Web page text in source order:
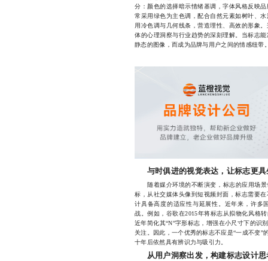
分：颜色的选择暗示情绪基调，字体风格反映
常采用绿色为主色调，配合自然元素如树叶、
用冷色调与几何线条，营造理性、高效的形象
体的心理洞察与行业趋势的深刻理解。当标志
静态的图像，而成为品牌与用户之间的情感纽带
与时俱进的视觉表达，让标志更
随着媒介环境的不断演变，标志的应用场景
标，从社交媒体头像到短视频封面，标志需要
计具备高度的适应性与延展性。近年来，许多
战。例如，谷歌在2015年将标志从拟物化风格
近年简化其“N”字形标志，增强在小尺寸下的识
关注。因此，一个优秀的标志不应是“一成不变
十年后依然具有辨识力与吸引力。
从用户洞察出发，构建标志设计